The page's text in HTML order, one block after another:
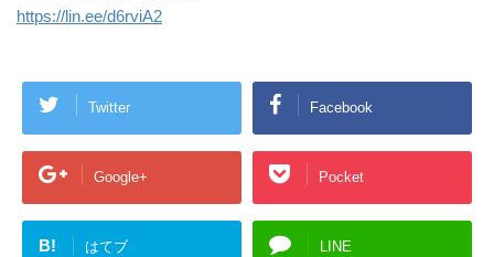
https://lin.ee/d6rviA2
Twitter Facebook
Google+ Pocket
B! はてブ LINE